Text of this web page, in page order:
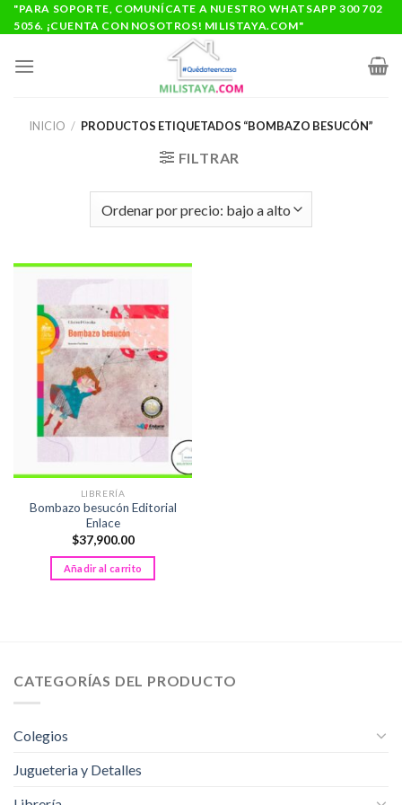
Saltar
al
"PARA SOPORTE, COMUNÍCATE A NUESTRO WHATSAPP 300 702
5056. ¡CUENTA CON NOSOTROS! MILISTAYA.COM"
INICIO / PRODUCTOS ETIQUETADOS “BOMBAZO BESUCÓN”
FILTRAR
LIBRERÍA
Bombazo besucón Editorial
Enlace
$37,900.00
Añadir al carrito
CATEGORÍAS DEL PRODUCTO
Colegios
Jugueteria y Detalles